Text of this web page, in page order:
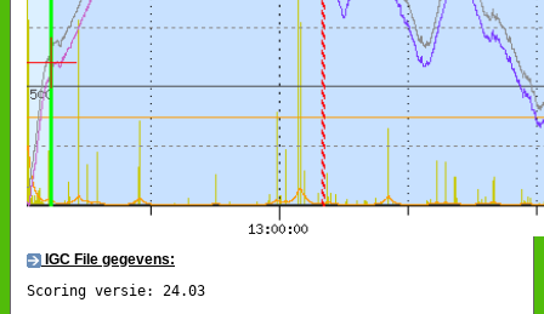
IGC File gegevens:
Scoring versie: 24.03